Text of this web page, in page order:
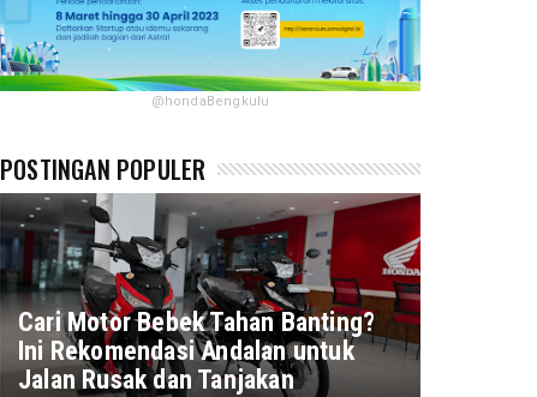
@hondaBengkulu
POSTINGAN POPULER
Cari Motor Bebek Tahan Banting?
Ini Rekomendasi Andalan untuk
Jalan Rusak dan Tanjakan